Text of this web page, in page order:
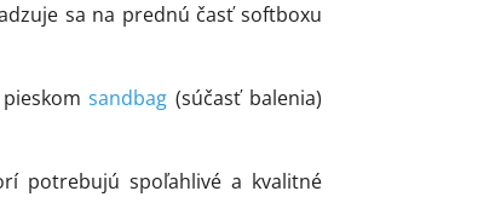
sa na prednú časť softboxu
pieskomsandbag (súčasť balenia)
potrebujú spoľahlivé a kvalitné